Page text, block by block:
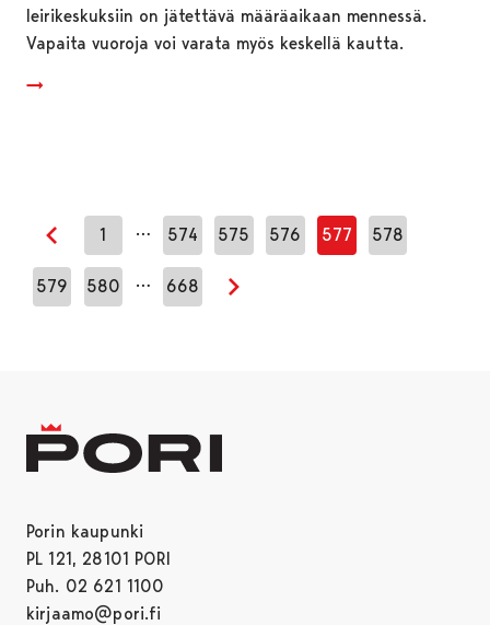
leirikeskuksiin on jätettävä määräaikaan mennessä.
Vapaita vuoroja voi varata myös keskellä kautta.
Edellinen sivu
1 … 574 575 576 577 578
579 580 … 668
Seuraava sivu
Porin kaupunki
PL 121, 28101 PORI
Puh. 02 621 1100
kirjaamo@pori.fi